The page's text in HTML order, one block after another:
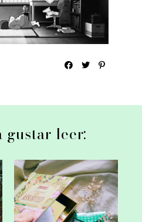
gustar leer:
Nostalgia.